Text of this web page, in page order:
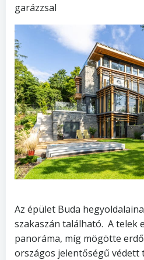
garázzsal
Az épület Buda
szakaszán található. A telek
panoráma, míg mögötte
országos jelentőségű védett